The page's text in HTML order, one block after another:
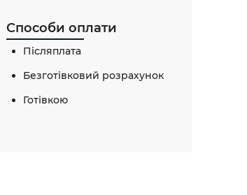
Способи оплати
Післяплата
Безготівковий розрахунок
Готівкою